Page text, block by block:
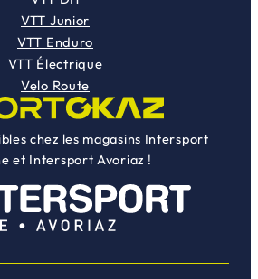
VTT Junior
VTT Enduro
VTT Électrique
Velo Route
chez les magasins Intersport
et Intersport Avoriaz !